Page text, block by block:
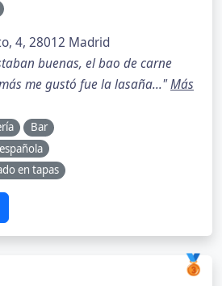
4, 28012 Madrid
buenas, el bao de carne
me gustó fue la lasaña..."Más
Bar
en tapas
🥉